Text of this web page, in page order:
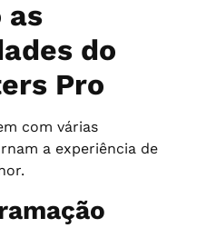
as
do
Pro
com várias
a experiência de